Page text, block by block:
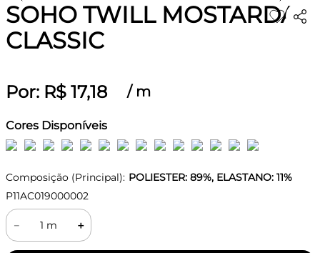
SOHO TWILL MOSTARDA
CLASSIC
Por: R$ 17,18 / m
Cores Disponíveis
Composição (Principal): POLIESTER: 89%, ELASTANO: 11%
P11AC019000002
＋
－